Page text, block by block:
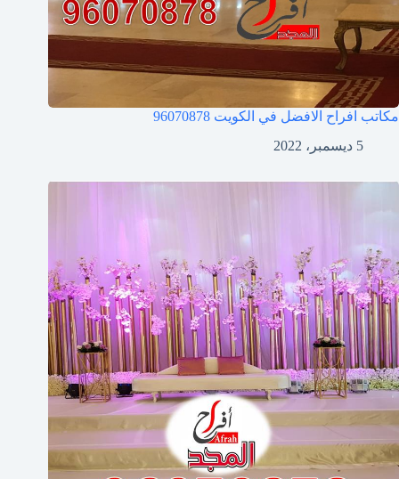
مكاتب افراح الافضل في الكويت 96070878
5 ديسمبر، 2022